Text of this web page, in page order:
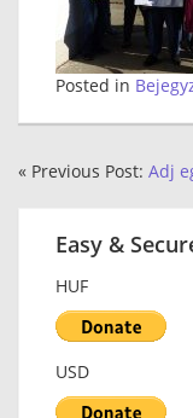
Posted in
« Previous Post: Adj
Easy &
HUF
USD